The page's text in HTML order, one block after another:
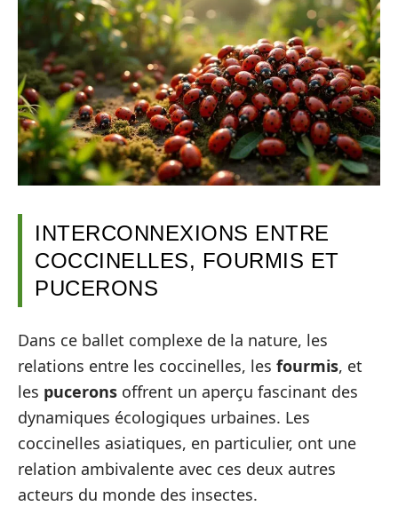
INTERCONNEXIONS ENTRE
COCCINELLES, FOURMIS ET
PUCERONS
Dans ce ballet complexe de la nature, les
relations entre les coccinelles, les fourmis, et
les pucerons offrent un aperçu fascinant des
dynamiques écologiques urbaines. Les
coccinelles asiatiques, en particulier, ont une
relation ambivalente avec ces deux autres
acteurs du monde des insectes.